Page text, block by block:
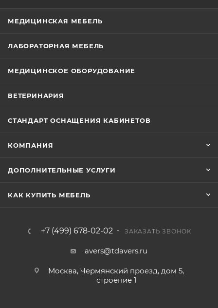
МЕДИЦИНСКАЯ МЕБЕЛЬ
ЛАБОРАТОРНАЯ МЕБЕЛЬ
МЕДИЦИНСКОЕ ОБОРУДОВАНИЕ
ВЕТЕРИНАРИЯ
СТАНДАРТ ОСНАЩЕНИЯ КАБИНЕТОВ
КОМПАНИЯ
ДОПОЛНИТЕЛЬНЫЕ УСЛУГИ
КАК КУПИТЬ МЕБЕЛЬ
+7 (499) 678-02-02 ЗАКАЗАТЬ ЗВОНОК
avers@tdavers.ru
Москва, Чермянский проезд, дом 5,
строение 1